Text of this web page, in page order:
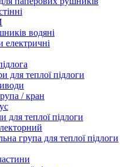
водяні
для теплої підлоги
/ кран
для теплої підлоги
група для теплої підлоги